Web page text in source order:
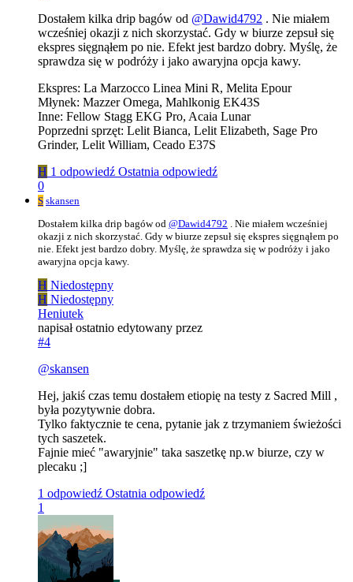
Dostałem kilka drip bagów od @Dawid4792 . Nie miałem
wcześniej okazji z nich skorzystać. Gdy w biurze zepsuł się
ekspres sięgnąłem po nie. Efekt jest bardzo dobry. Myślę, że
sprawdza się w podróży i jako awaryjna opcja kawy.
Ekspres: La Marzocco Linea Mini R, Melita Epour
Młynek: Mazzer Omega, Mahlkonig EK43S
Inne: Fellow Stagg EKG Pro, Acaia Lunar
Poprzedni sprzęt: Lelit Bianca, Lelit Elizabeth, Sage Pro
Grinder, Lelit William, Ceado E37S
H 1 odpowiedź Ostatnia odpowiedź
0
S skansen
Dostałem kilka drip bagów od @Dawid4792 . Nie miałem wcześniej
okazji z nich skorzystać. Gdy w biurze zepsuł się ekspres sięgnąłem po
nie. Efekt jest bardzo dobry. Myślę, że sprawdza się w podróży i jako
awaryjna opcja kawy.
H Niedostępny
H Niedostępny
Heniutek
napisałostatnio edytowany przez
#4
@skansen
Hej, jakiś czas temu dostałem etiopię na testy z Sacred Mill ,
była pozytywnie dobra.
Tylko faktycznie te cena, pytanie jak z trzymaniem świeżości
tych saszetek.
Fajnie mieć "awaryjnie" taka saszetkę np.w biurze, czy w
plecaku ;]
1 odpowiedź Ostatnia odpowiedź
1